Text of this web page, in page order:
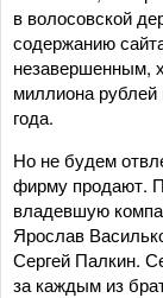
в волосовской
содержанию
незавершенным,
миллиона
года.
Но не будем
фирму продают.
владевшую
Ярослав
Сергей Палкин.
за каждым из